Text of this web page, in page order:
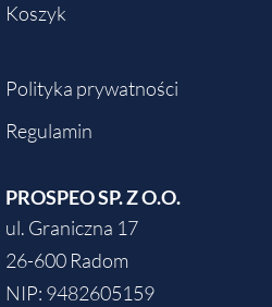
PROSPEO SP. Z O.O.
ul. Graniczna 17
26-600 Radom
NIP: 9482605159
Koszyk
Polityka prywatności
Regulamin